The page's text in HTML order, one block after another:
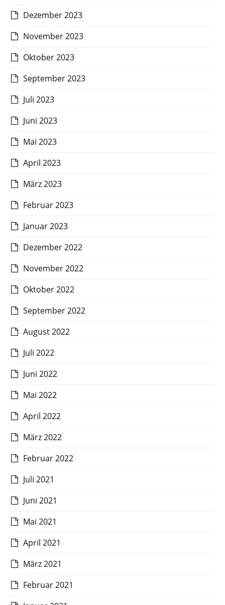
Dezember 2023
November 2023
Oktober 2023
September 2023
Juli 2023
Juni 2023
Mai 2023
April 2023
März 2023
Februar 2023
Januar 2023
Dezember 2022
November 2022
Oktober 2022
September 2022
August 2022
Juli 2022
Juni 2022
Mai 2022
April 2022
März 2022
Februar 2022
Juli 2021
Juni 2021
Mai 2021
April 2021
März 2021
Februar 2021